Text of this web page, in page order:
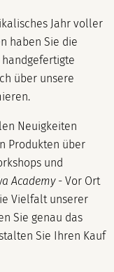
Jahr voller
haben Sie die
über unsere
Neuigkeiten
Produkten über
und
Academy- Vor Ort
Vielfalt unserer
Sie genau das
Sie Ihren Kauf